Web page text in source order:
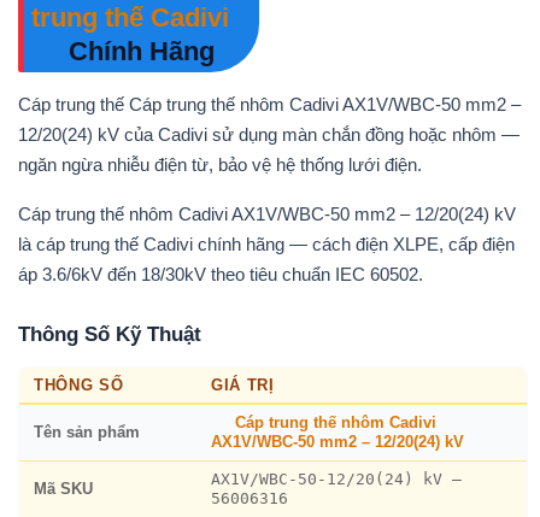
trung thế Cadivi
Chính Hãng
Cáp trung thế Cáp trung thế nhôm Cadivi AX1V/WBC-50 mm2 –
12/20(24) kV của Cadivi sử dụng màn chắn đồng hoặc nhôm —
ngăn ngừa nhiễu điện từ, bảo vệ hệ thống lưới điện.
Cáp trung thế nhôm Cadivi AX1V/WBC-50 mm2 – 12/20(24) kV
là cáp trung thế Cadivi chính hãng — cách điện XLPE, cấp điện
áp 3.6/6kV đến 18/30kV theo tiêu chuẩn IEC 60502.
Thông Số Kỹ Thuật
THÔNG SỐ GIÁ TRỊ
Tên sản phẩm
Cáp trung thế nhôm Cadivi
AX1V/WBC-50 mm2 – 12/20(24) kV
Mã SKU
AX1V/WBC-50-12/20(24) kV –
56006316